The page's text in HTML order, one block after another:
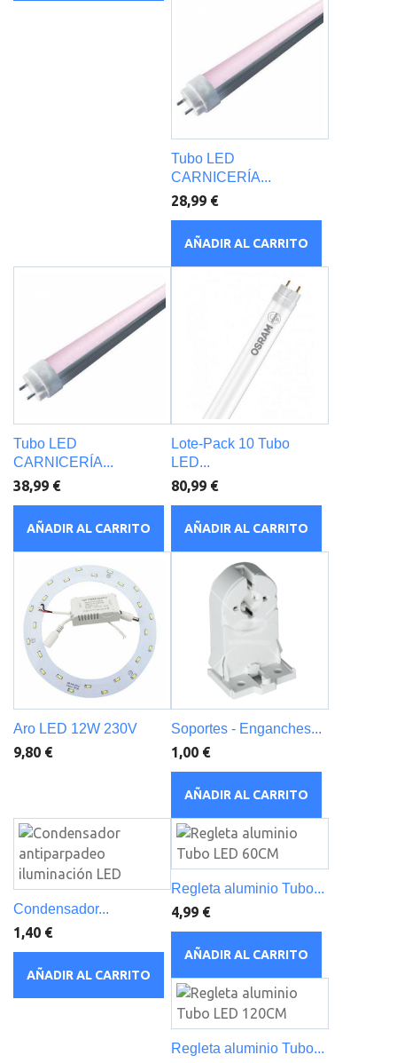
Tubo LED
CARNICERÍA...
28,99 €
AÑADIR AL CARRITO
Tubo LED
CARNICERÍA...
38,99 €
AÑADIR AL CARRITO
Lote-Pack 10 Tubo
LED...
80,99 €
AÑADIR AL CARRITO
Aro LED 12W 230V
9,80 €
Soportes - Enganches...
1,00 €
AÑADIR AL CARRITO
Condensador...
1,40 €
AÑADIR AL CARRITO
Regleta aluminio Tubo...
4,99 €
AÑADIR AL CARRITO
Regleta aluminio Tubo...